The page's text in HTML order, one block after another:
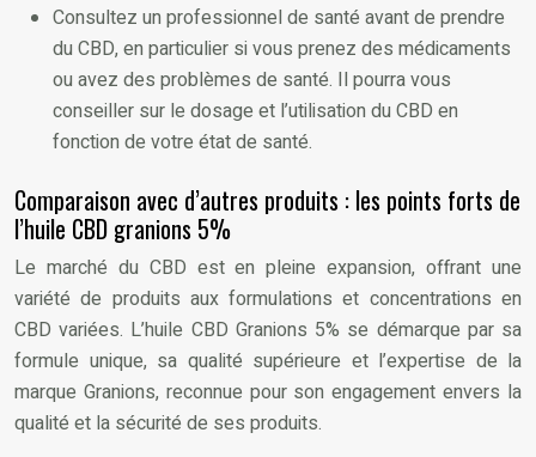
Consultez un professionnel de santé avant de prendre
du CBD, en particulier si vous prenez des médicaments
ou avez des problèmes de santé. Il pourra vous
conseiller sur le dosage et l’utilisation du CBD en
fonction de votre état de santé.
Comparaison avec d’autres produits : les points forts de
l’huile CBD granions 5%
Le marché du CBD est en pleine expansion, offrant une
variété de produits aux formulations et concentrations en
CBD variées. L’huile CBD Granions 5% se démarque par sa
formule unique, sa qualité supérieure et l’expertise de la
marque Granions, reconnue pour son engagement envers la
qualité et la sécurité de ses produits.